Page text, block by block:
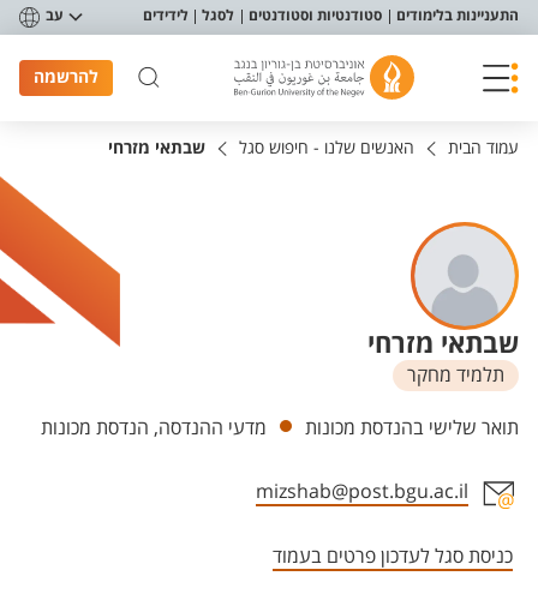
תפריט נגישות
התעניינות בלימודים סטודנטיות וסטודנטים לסגל לידידים עב
להרשמה
עמוד הבית האנשים שלנו - חיפוש סגל שבתאי מזרחי
שבתאי מזרחי
תלמיד מחקר
יחידות
תואר שלישי בהנדסת מכונות מדעי ההנדסה, הנדסת מכונות
mizshab@post.bgu.ac.il
כניסת סגל לעדכון פרטים בעמוד